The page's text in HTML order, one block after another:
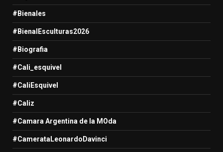
#Bienales
#BienalEsculturas2026
#Biografia
#Cali_esquivel
#CaliEsquivel
#Caliz
#Camara Argentina de la MOda
#CamerataLeonardoDavinci